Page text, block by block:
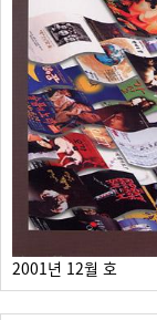
2001년 12월 호